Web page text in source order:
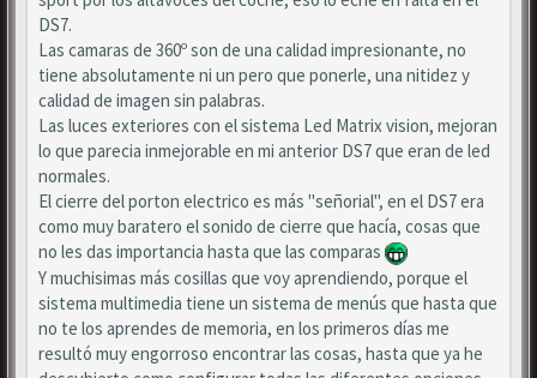
DS7.
Las camaras de 360º son de una calidad impresionante, no
tiene absolutamente ni un pero que ponerle, una nitidez y
calidad de imagen sin palabras.
Las luces exteriores con el sistema Led Matrix vision, mejoran
lo que parecia inmejorable en mi anterior DS7 que eran de led
normales.
El cierre del porton electrico es más "señorial", en el DS7 era
como muy baratero el sonido de cierre que hacía, cosas que
no les das importancia hasta que las comparas
Y muchisimas más cosillas que voy aprendiendo, porque el
sistema multimedia tiene un sistema de menús que hasta que
no te los aprendes de memoria, en los primeros días me
resultó muy engorroso encontrar las cosas, hasta que ya he